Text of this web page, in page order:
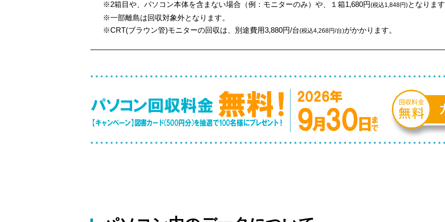
※2箱目や、パソコン本体を含まない場合（例：モニターのみ）や、１箱1,680円(税込1,848円)となりま
※一部離島は回収対象外となります。
※CRT(ブラウン管)モニターの回収は、別途費用3,880円/台(税込4,268円/台)がかかります。